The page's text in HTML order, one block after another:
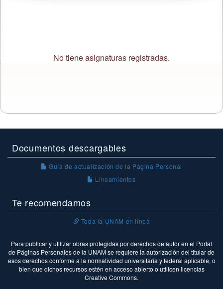
No tiene asignaturas registradas.
Documentos descargables
Guía de actualización de la Página Personal
Lineamientos
Te recomendamos
Toda la UNAM en línea
Para publicar y utilizar obras protegidas por derechos de autor en el Portal
de Páginas Personales de la UNAM se requiere la autorización del titular de
esos derechos conforme a la normatividad universitaria y federal aplicable, o
bien que dichos recursos estén en acceso abierto o utilicen licencias
Creative Commons.